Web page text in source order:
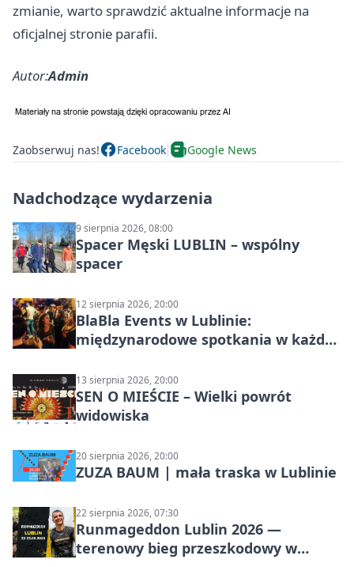
zmianie, warto sprawdzić aktualne informacje na
oficjalnej stronie parafii.
Autor:Admin
Zaobserwuj nas! Facebook Google News
Nadchodzące wydarzenia
9 sierpnia 2026, 08:00
Spacer Męski LUBLIN – wspólny
spacer
12 sierpnia 2026, 20:00
BlaBla Events w Lublinie:
międzynarodowe spotkania w każdą
13 sierpnia 2026, 20:00
SEN O MIEŚCIE – Wielki powrót
widowiska
20 sierpnia 2026, 20:00
ZUZA BAUM | mała traska w Lublinie
22 sierpnia 2026, 07:30
Runmageddon Lublin 2026 —
terenowy bieg przeszkodowy w